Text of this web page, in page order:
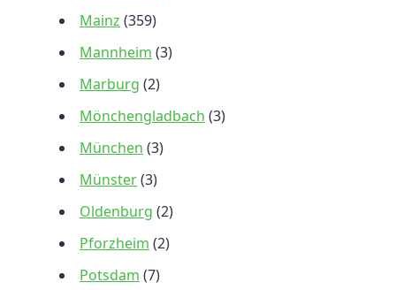
Mainz (359)
Mannheim (3)
Marburg (2)
Mönchengladbach (3)
München (3)
Münster(3)
Oldenburg (2)
Pforzheim (2)
Potsdam (7)